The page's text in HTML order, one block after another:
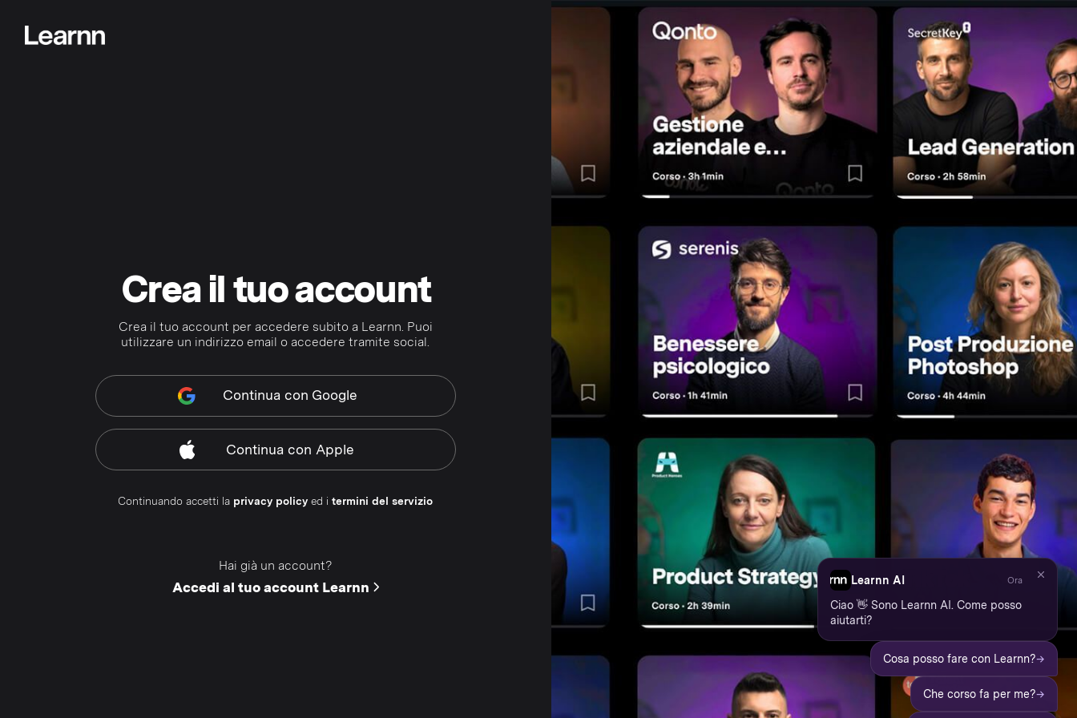
Crea il tuo account
Crea il tuo account per accedere subito a Learnn. Puoi
utilizzare un indirizzo email o accedere tramite social.
Continua con Google
Continua con Apple
Continuando accetti la privacy policyed i termini del servizio
Hai già un account?
Accedi al tuo account Learnn Learnn AI Ora
Ciao 👋 Sono Learnn AI. Come posso
aiutarti?
Cosa posso fare con Learnn?→
Che corso fa per me?→